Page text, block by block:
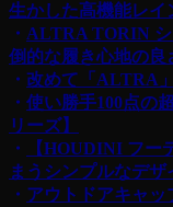
生かした高機能レイ
・ ALTRA TORIN
倒的な履き心地の良
・ 改めて「ALTRA
・ 使い勝手100点の
リーズ】
・
【HOUDINI フー
まうシンプルなデ
・ アウトドアキャッ